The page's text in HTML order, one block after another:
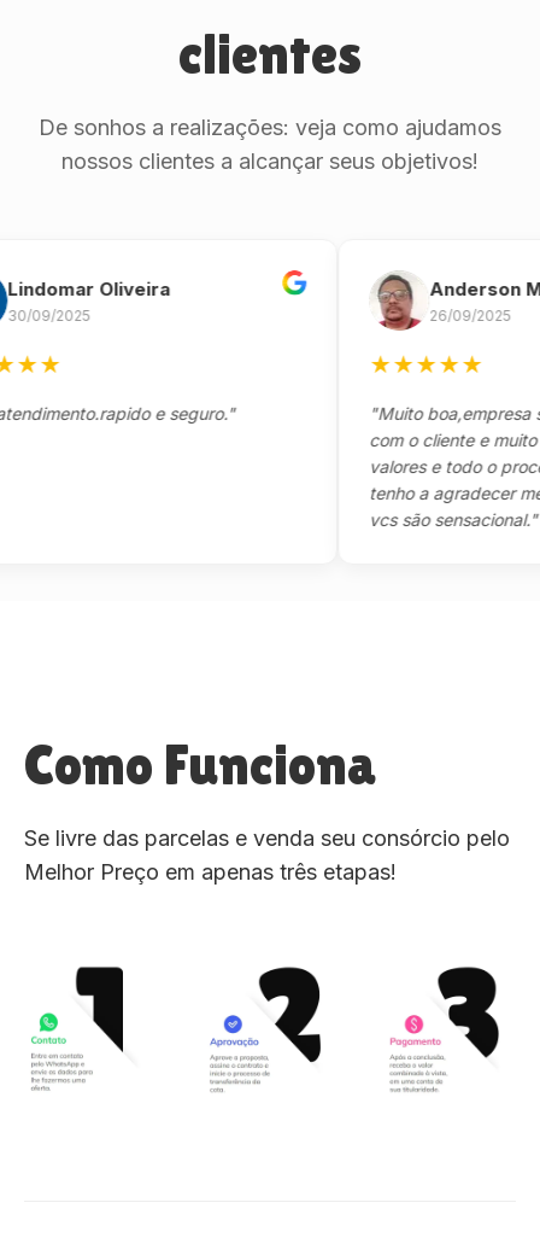
clientes
De sonhos a realizações: veja como ajudamos
nossos clientes a alcançar seus objetivos!
Oliveira
2025
e seguro."
Anderson
26/09/2025
★★★
"Muito boa,empresa séria
com o cliente e muito
valores e todo o processo
tenho a agradecer
vcs são sensacional."
Como Funciona
Se livre das parcelas e venda seu consórcio pelo
Melhor Preço em apenas três etapas!